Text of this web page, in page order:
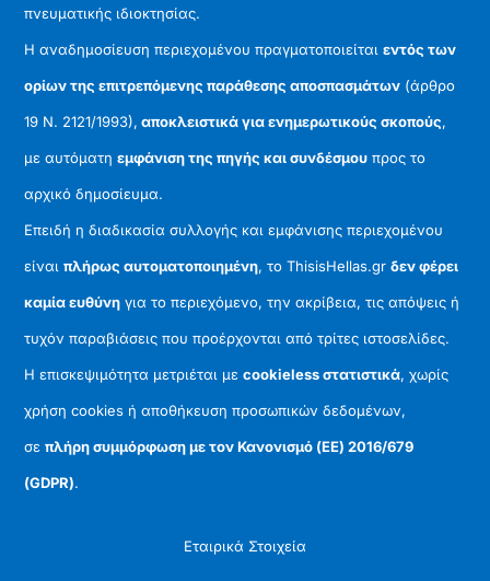
πνευματικής ιδιοκτησίας.
Η αναδημοσίευση περιεχομένου πραγματοποιείταιεντός των
ορίων της επιτρεπόμενης παράθεσης αποσπασμάτων (άρθρο
19 Ν. 2121/1993), αποκλειστικά για ενημερωτικούς σκοπούς,
με αυτόματηεμφάνιση της πηγής και συνδέσμου προς το
αρχικό δημοσίευμα.
Επειδή η διαδικασία συλλογής και εμφάνισης περιεχομένου
είναιπλήρως αυτοματοποιημένη, το ThisisHellas.grδεν φέρει
καμία ευθύνη για το περιεχόμενο, την ακρίβεια, τις απόψεις ή
τυχόν παραβιάσεις που προέρχονται από τρίτες ιστοσελίδες.
Η επισκεψιμότητα μετριέται μεcookieless στατιστικά, χωρίς
χρήση cookies ή αποθήκευση προσωπικών δεδομένων,
σεπλήρη συμμόρφωση με τον Κανονισμό (ΕΕ) 2016/679
(GDPR).
Εταιρικά Στοιχεία